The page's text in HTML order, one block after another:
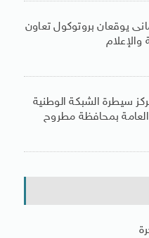
يوقعان بروتوكول تعاون
سيطرة الشبكة الوطنية
بمحافظة مطروح